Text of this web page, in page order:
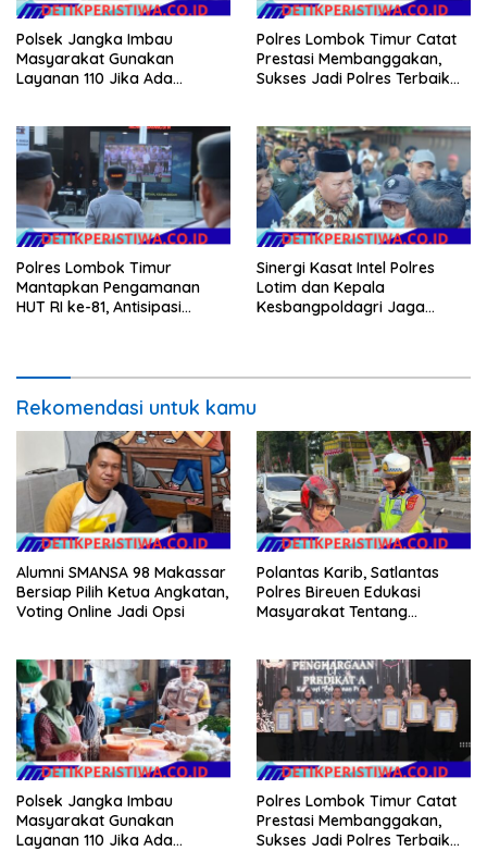
Polsek Jangka Imbau
Masyarakat Gunakan
Layanan 110 Jika Ada
Polres Lombok Timur Catat
Prestasi Membanggakan,
Sukses Jadi Polres Terbaik
Polres Lombok Timur
Mantapkan Pengamanan
HUT RI ke-81, Antisipasi
Sinergi Kasat Intel Polres
Lotim dan Kepala
Kesbangpoldagri Jaga
Rekomendasi untuk kamu
Alumni SMANSA 98 Makassar
Bersiap Pilih Ketua Angkatan,
Voting Online Jadi Opsi
Polantas Karib, Satlantas
Polres Bireuen Edukasi
Masyarakat Tentang
Polsek Jangka Imbau
Masyarakat Gunakan
Layanan 110 Jika Ada
Polres Lombok Timur Catat
Prestasi Membanggakan,
Sukses Jadi Polres Terbaik